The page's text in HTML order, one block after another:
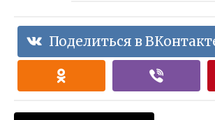
Поделиться в